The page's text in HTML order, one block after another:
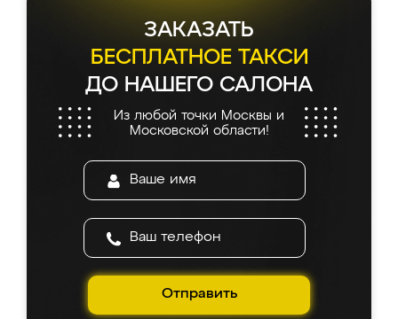
ЗАКАЗАТЬ
БЕСПЛАТНОЕ ТАКСИ
ДО НАШЕГО САЛОНА
Из любой точки Москвы и
Московской области!
Отправить